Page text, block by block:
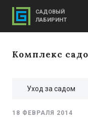
Комплекс
Уход за садом
18 ФЕВРАЛЯ 2014
САДОВЫЙ
ЛАБИРИНТ